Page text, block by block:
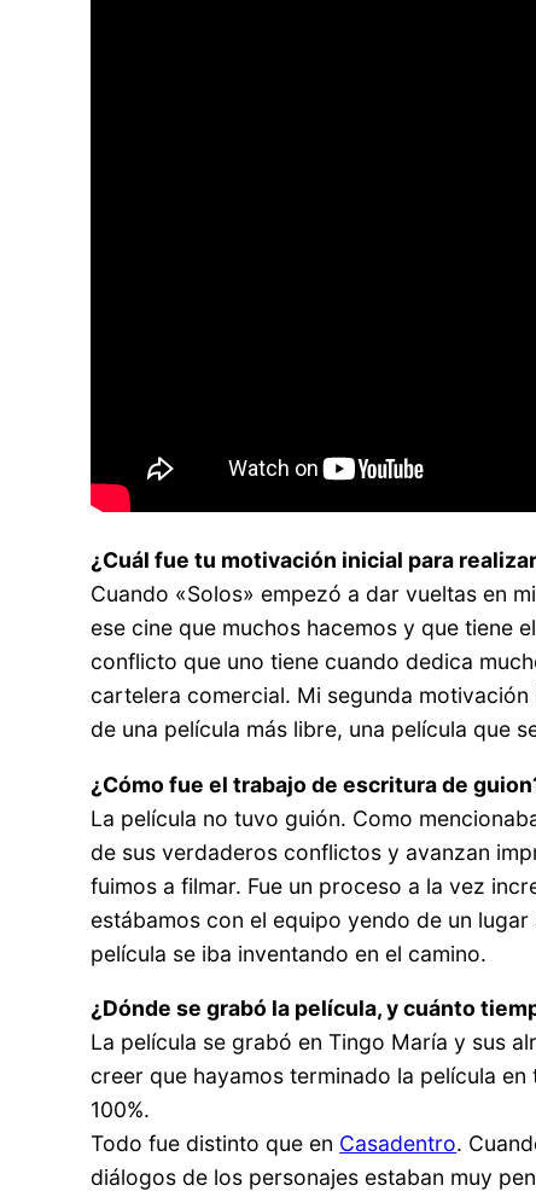
¿Cuál fue tu motivación inicial para
Cuando «Solos» empezó a dar vueltas en
ese cine que muchos hacemos y que tiene
conflicto que uno tiene cuando dedica
cartelera comercial. Mi segunda
de una película más libre, una película que
¿Cómo fue el trabajo de escritura de
La película no tuvo guión. Como
de sus verdaderos conflictos y avanzan
fuimos a filmar. Fue un proceso a la vez
estábamos con el equipo yendo de un
película se iba inventando en el camino.
¿Dónde se grabó la película, y cuánto
La película se grabó en Tingo María y sus
creer que hayamos terminado la película
100%.
Todo fue distinto que en Casadentro.
diálogos de los personajes estaban muy